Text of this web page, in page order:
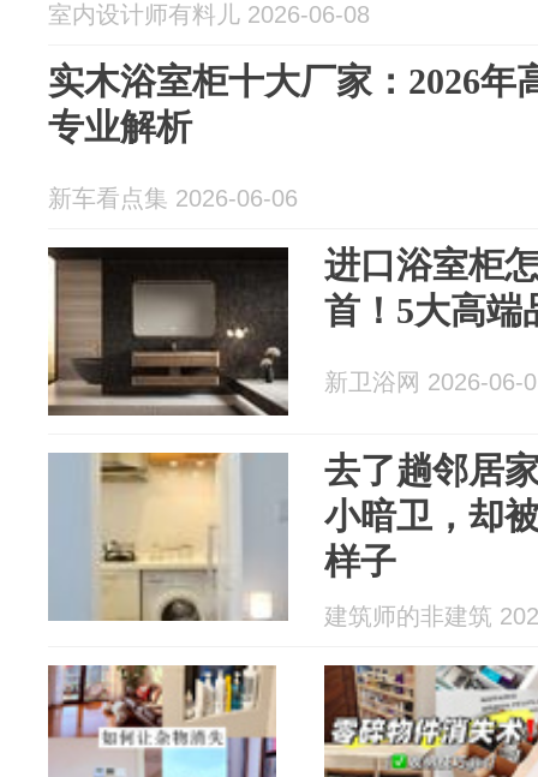
室内设计师有料儿 2026-06-08
实木浴室柜十大厂家：2026年
专业解析
新车看点集 2026-06-06
进口浴室柜
首！5大高端
新卫浴网 2026-06-
去了趟邻居
小暗卫，却
样子
建筑师的非建筑